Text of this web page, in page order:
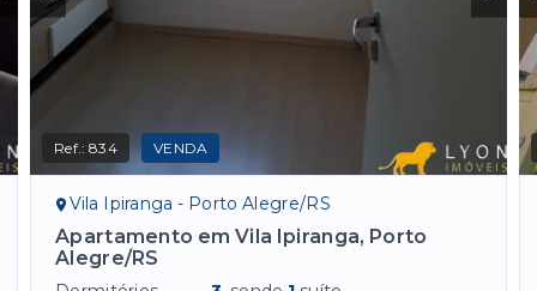
Ref.:834 VENDA
Vila Ipiranga - Porto Alegre/RS
Apartamento em Vila Ipiranga, Porto
Alegre/RS